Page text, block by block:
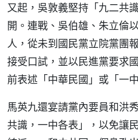
又起，吳敦義堅持「九二共
開。連戰、吳伯雄、朱立倫
人，從未到國民黨立院黨團
接受口試，並以民進黨要求
前表述「中華民國」或「一
馬英九還宴請黨內要員和洪
共識，一中各表」，以免讓